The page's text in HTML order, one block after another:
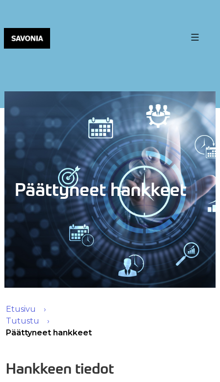
Päättyneet hankkeet
Etusivu
Tutustu
Päättyneet hankkeet
Hankkeen tiedot